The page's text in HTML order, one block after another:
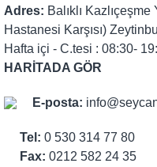
Adres: Balıklı
Hastanesi Karşısı)
Hafta içi - C.tesi : 08:30-
HARİTADA GÖR
E-posta:
Tel: 0 530 314 77 80
Fax: 0212 582 24 35